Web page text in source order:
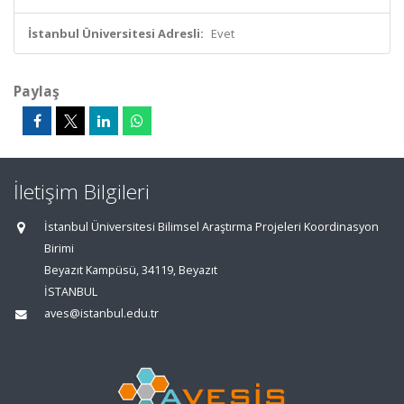
İstanbul Üniversitesi Adresli: Evet
Paylaş
İletişim Bilgileri
İstanbul Üniversitesi Bilimsel Araştırma Projeleri Koordinasyon
Birimi
Beyazıt Kampüsü, 34119, Beyazıt
İSTANBUL
aves@istanbul.edu.tr